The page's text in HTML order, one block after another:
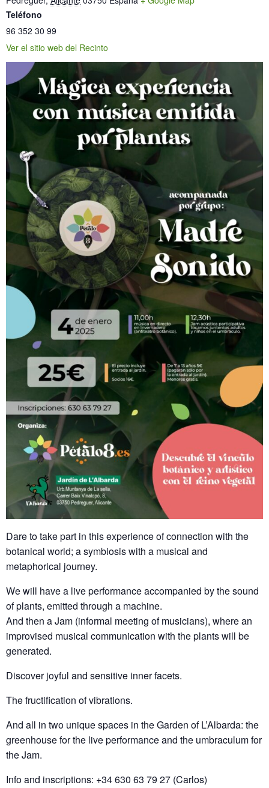
Teléfono
96 352 30 99
Ver el sitio web del Recinto
Dare to take part in this experience of connection with the
botanical world; a symbiosis with a musical and
metaphorical journey.
We will have a live performance accompanied by the sound
of plants, emitted through a machine.
And then a Jam (informal meeting of musicians), where an
improvised musical communication with the plants will be
generated.
Discover joyful and sensitive inner facets.
The fructification of vibrations.
And all in two unique spaces in the Garden of L’Albarda: the
greenhouse for the live performance and the umbraculum for
the Jam.
Info and inscriptions: +34 630 63 79 27 (Carlos)